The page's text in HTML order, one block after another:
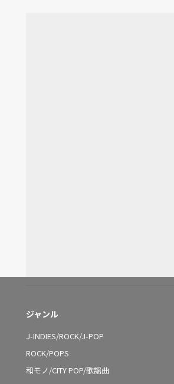
ジャンル
J-INDIES/ROCK/J-POP
ROCK/POPS
和モノ/CITY POP/歌謡曲